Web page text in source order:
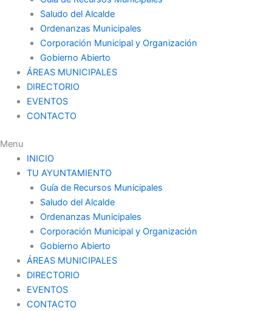
Saludo del Alcalde
Ordenanzas Municipales
Corporación Municipal y Organización
Gobierno Abierto
ÁREAS MUNICIPALES
DIRECTORIO
EVENTOS
CONTACTO
Menu
INICIO
TU AYUNTAMIENTO
Guía de Recursos Municipales
Saludo del Alcalde
Ordenanzas Municipales
Corporación Municipal y Organización
Gobierno Abierto
ÁREAS MUNICIPALES
DIRECTORIO
EVENTOS
CONTACTO